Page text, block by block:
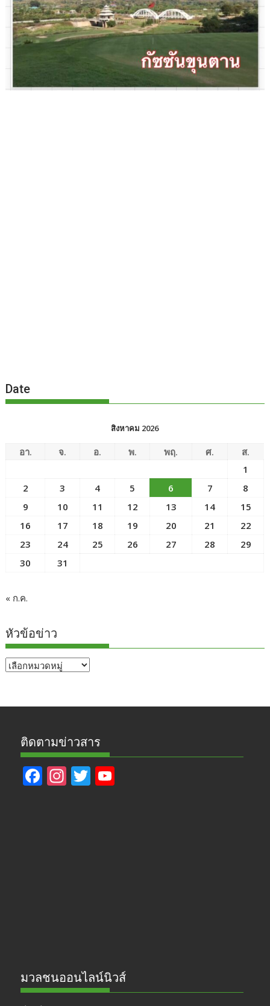
Date
สิงหาคม 2026
อา. จ. อ. พ. พฤ. ศ.
ส.
1
2
3 4 5 6 7
8
9
10 11 12 13 14
15
16
17 18 19 20 21
22
23
24 25 26 27 28
29
30
31
« ก.ค.
หัวข้อข่าว
หัวข้อ
ติดตามข่าวสาร
F In T
มวลชนออนไลน์นิวส์